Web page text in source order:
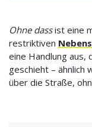
Ohne dassist eine
restriktiven
eine Handlung aus,
geschieht – ähnlich
über die Straße,